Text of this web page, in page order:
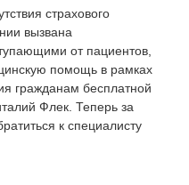
страхового
вызвана
от пациентов,
помощь в рамках
гражданам бесплатной
Флек. Теперь за
к специалисту